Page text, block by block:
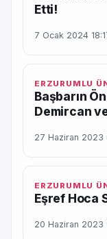
Etti!
7 Ocak 2024
ERZURUMLU
Başbarın
Demircan
27 Haziran 2023
ERZURUMLU
Eşref Hoca
20 Haziran 2023